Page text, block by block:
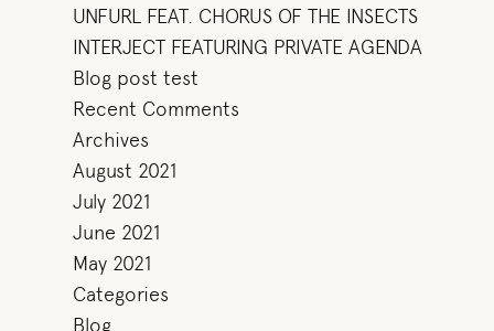
UNFURL FEAT. CHORUS OF THE INSECTS
INTERJECT FEATURING PRIVATE AGENDA
Blog post test
Recent Comments
Archives
August 2021
July 2021
June 2021
May 2021
Categories
Blog